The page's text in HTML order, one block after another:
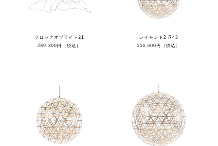
フロックオブライト21
289,300円（税込）
レイモンド2 R43
556,600円（税込）